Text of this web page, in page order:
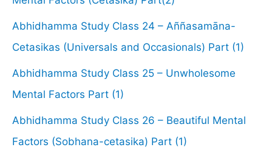
Abhidhamma Study Class 24 – Aññasamāna-
Cetasikas (Universals and Occasionals) Part (1)
Abhidhamma Study Class 25 – Unwholesome
Mental Factors Part (1)
Abhidhamma Study Class 26 – Beautiful Mental
Factors (Sobhana-cetasika) Part (1)